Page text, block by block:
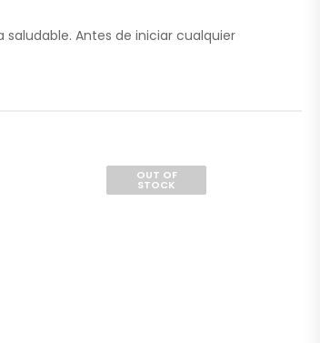
Antes de iniciar cualquier
OUT OF
STOCK